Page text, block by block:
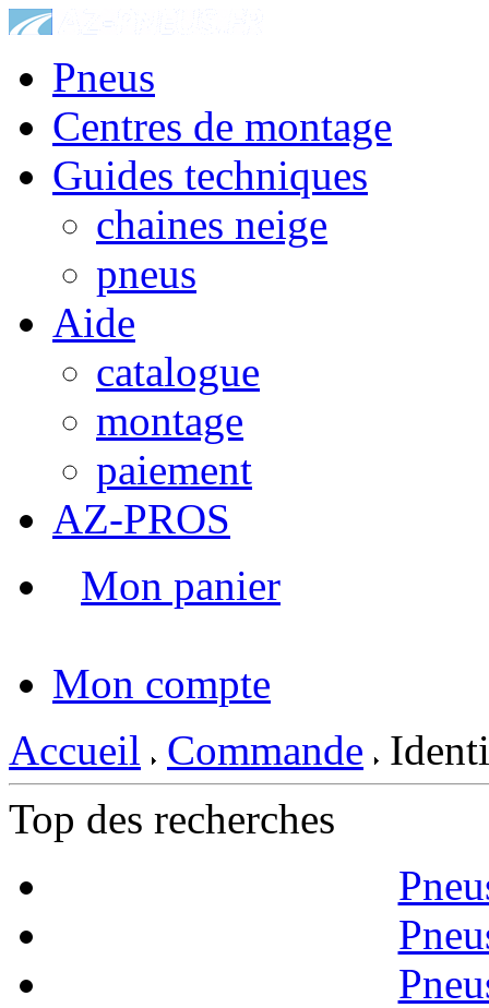
Pneus
Centres de montage
Guides techniques
chaines neige
pneus
Aide
catalogue
montage
paiement
AZ-PROS
Mon panier
Mon compte
Accueil
Commande
Top des recherches